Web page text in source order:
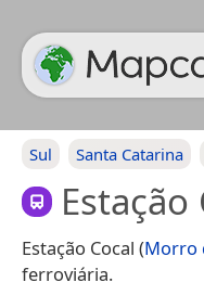
Sul Santa Catarina
Estação
Estação Cocal (Morro
ferroviária.